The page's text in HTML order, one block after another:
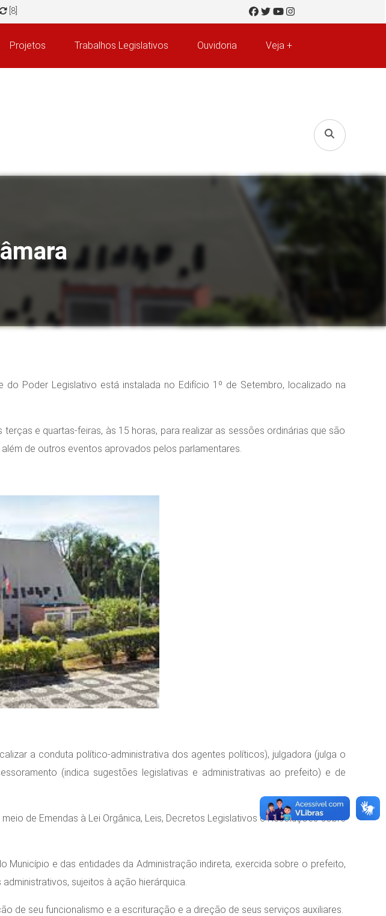
[8]
Projetos Trabalhos Legislativos Ouvidoria Veja +
Poder Legislativo está instalada no Edifício 1º de Setembro, localizado na
e quartas-feiras, às 15 horas, para realizar as sessões ordinárias que são
de outros eventos aprovados pelos parlamentares.
a conduta político-administrativa dos agentes políticos), julgadora (julga o
(indica sugestões legislativas e administrativas ao prefeito) e de
de Emendas à Lei Orgânica, Leis, Decretos Legislativos e Resoluções sobre
e das entidades da Administração indireta, exercida sobre o prefeito,
sujeitos à ação hierárquica.
de seu funcionalismo e a escrituração e a direção de seus serviços auxiliares.